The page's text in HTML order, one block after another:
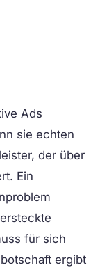
Ads
sie echten
der über
Ein
für sich
ergibt